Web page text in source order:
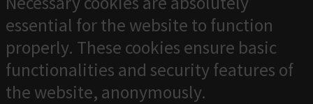
essential for the website to function
properly. These cookies ensure basic
functionalities and security features of
the website, anonymously.